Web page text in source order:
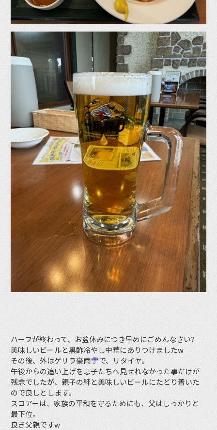
ハーフが終わって、お盆休みにつき早めにごめんなさい?
美味しいビールと黒酢冷やし中華にありつけましたw
その後、外はゲリラ豪雨
で、リタイヤ。
午後からの追い上げを息子たちへ見せれなかった事だけが
残念でしたが、親子の絆と美味しいビールにたどり着いた
ので良しとします。
スコアーは、家族の平和を守るためにも、父はしっかりと
最下位。
良き父親ですw